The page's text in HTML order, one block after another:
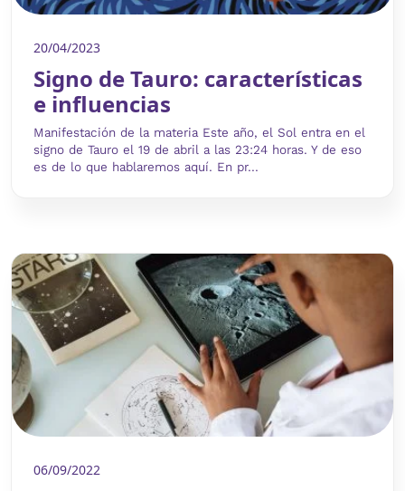
20/04/2023
Signo de Tauro: características
e influencias
Manifestación de la materia Este año, el Sol entra en el
signo de Tauro el 19 de abril a las 23:24 horas. Y de eso
es de lo que hablaremos aquí. En pr...
06/09/2022